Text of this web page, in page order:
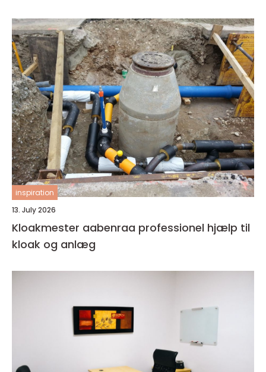
inspiration
13. July 2026
Kloakmester aabenraa professionel hjælp til
kloak og anlæg